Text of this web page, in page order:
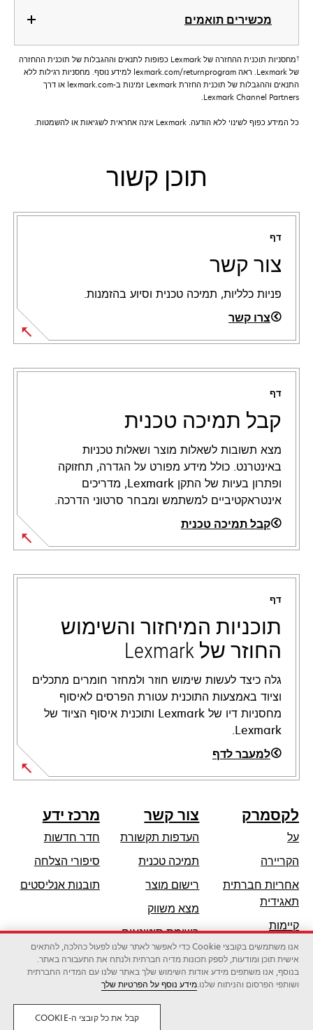
מכשירים תואמים
†
מחסניות תוכנית ההחזרה של Lexmark כפופות לתנאים וההגבלות של תוכנית ההחזרה
של Lexmark. ראה lexmark.com/returnprogram למידע נוסף. מחסניות רגילות ללא
התנאים וההגבלות של תוכנית החזרת Lexmark זמינות ב-lexmark.com או דרך
Lexmark Channel Partners.
כל המידע כפוף לשינוי ללא הודעה. Lexmark אינה אחראית לשגיאות או להשמטות.
תוכן קשור
דף
צור קשר
פניות כלליות, תמיכה טכנית וסיוע בהזמנות.
צרו קשר
דף
קבל תמיכה טכנית
מצא תשובות לשאלות מוצר ושאלות טכניות
באינטרנט. כולל מידע מפורט על הגדרה, תחזוקה
ופתרון בעיות של התקן Lexmark, מדריכים
אינטראקטיביים למשתמש ומבחר סרטוני הדרכה.
קבל תמיכה טכנית
opens
in
new
tab
דף
תוכניות המיחזור והשימוש
החוזר של Lexmark
גלה כיצד לעשות שימוש חוזר ולמחזר חומרים מתכלים
וציוד באמצעות התוכנית עטורת הפרסים לאיסוף
מחסניות דיו של Lexmark ותוכנית איסוף הציוד של
Lexmark.
למעבר לדף
לקסמרק
על
הקריירה
אחריות חברתית
תאגידיתopens
a
new
tab
קיימות
שותפי לקסמרק
צור קשר
העדפות תקשורת
תמיכה טכניתopens
tab
רישום מוצר
מצא משווק
רשימת סיטונאים
מרכז ידע
חדר חדשות
סיפורי הצלחה
תובנות אנליסטים
לקסמרק אינטרנשיונל בע"מ, חברה של זירוקס
אנו משתמשים בקובצי Cookie כדי לאפשר לאתר שלנו לפעול כהלכה, להתאים
אישית תוכן ומודעות, לספק תכונות מדיה חברתית ולנתח את התעבורה באתר.
בנוסף, אנו משתפים מידע אודות השימוש שלך באתר שלנו עם המדיה החברתית
ושותפי הפרסום והניתוח שלנו.מידע נוסף על הפרטיות שלך
קבל את כל קובצי ה-COOKIE